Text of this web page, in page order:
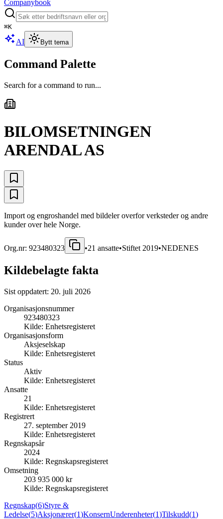
Companybook
⌘K
AI Bytt tema
Command Palette
Search for a command to run...
BILOMSETNINGEN
ARENDAL AS
Import og engroshandel med bildeler overfor verksteder og andre
kunder over hele Norge.
Org.nr: 923480323 •21 ansatte•Stiftet 2019•NEDENES
Kildebelagte fakta
Sist oppdatert: 20. juli 2026
Organisasjonsnummer
923480323
Kilde: Enhetsregisteret
Organisasjonsform
Aksjeselskap
Kilde: Enhetsregisteret
Status
Aktiv
Kilde: Enhetsregisteret
Ansatte
21
Kilde: Enhetsregisteret
Registrert
27. september 2019
Kilde: Enhetsregisteret
Regnskapsår
2024
Kilde: Regnskapsregisteret
Omsetning
203 935 000 kr
Kilde: Regnskapsregisteret
Regnskap(6)Styre &
Ledelse(5)Aksjonærer(1)KonsernUnderenheter(1)Tilskudd(1)